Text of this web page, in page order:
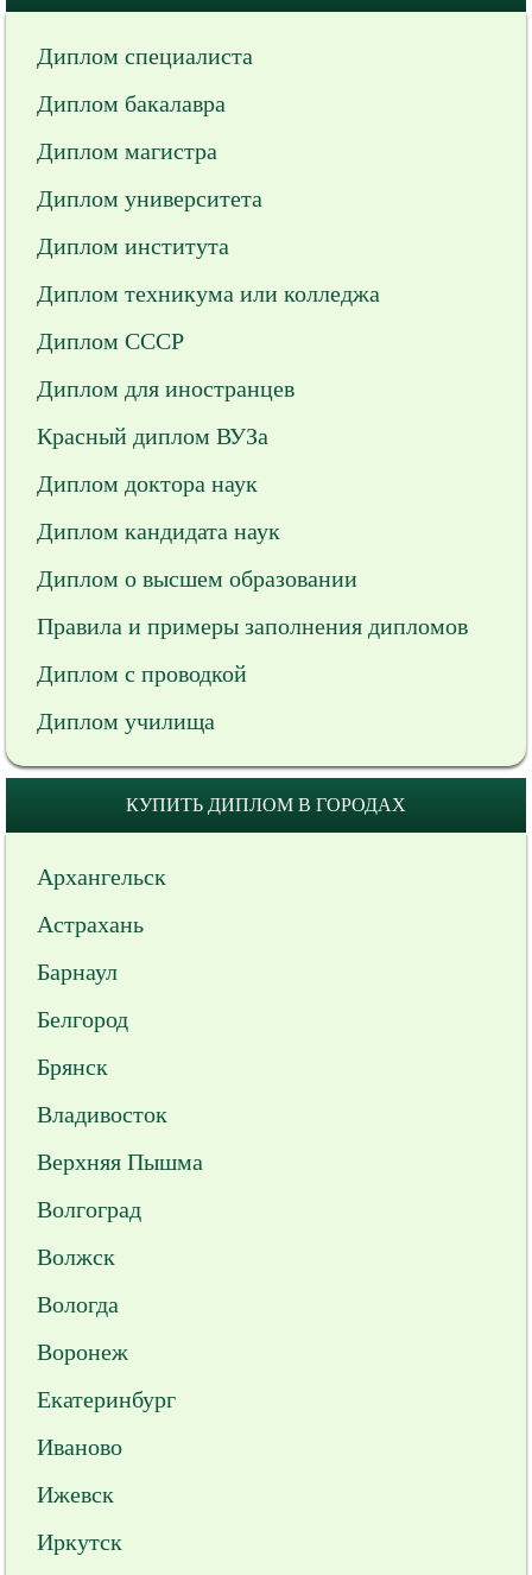
Диплом специалиста
Диплом бакалавра
Диплом магистра
Диплом университета
Диплом института
Диплом техникума или колледжа
Диплом СССР
Диплом для иностранцев
Красный диплом ВУЗа
Диплом доктора наук
Диплом кандидата наук
Диплом о высшем образовании
Правила и примеры заполнения дипломов
Диплом с проводкой
Диплом училища
КУПИТЬ ДИПЛОМ В ГОРОДАХ
Архангельск
Астрахань
Барнаул
Белгород
Брянск
Владивосток
Верхняя Пышма
Волгоград
Волжск
Вологда
Воронеж
Екатеринбург
Иваново
Ижевск
Иркутск